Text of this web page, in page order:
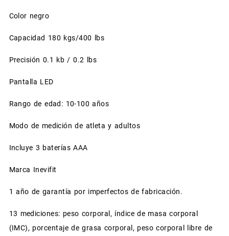
Color negro
Capacidad 180 kgs/400 lbs
Precisión 0.1 kb / 0.2 lbs
Pantalla LED
Rango de edad: 10-100 años
Modo de medición de atleta y adultos
Incluye 3 baterías AAA
Marca Inevifit
1 año de garantía por imperfectos de fabricación.
13 mediciones: peso corporal, índice de masa corporal
(IMC), porcentaje de grasa corporal, peso corporal libre de